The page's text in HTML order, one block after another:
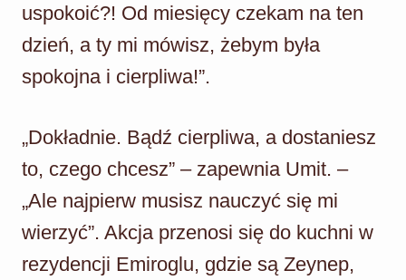
uspokoić?! Od miesięcy czekam na ten
dzień, a ty mi mówisz, żebym była
spokojna i cierpliwa!”.
„Dokładnie. Bądź cierpliwa, a dostaniesz
to, czego chcesz” – zapewnia Umit. –
„Ale najpierw musisz nauczyć się mi
wierzyć”. Akcja przenosi się do kuchni w
rezydencji Emiroglu, gdzie są Zeynep,